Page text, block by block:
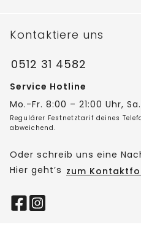
Kontaktiere uns
0512 31 4582
Service Hotline
Mo.-Fr. 8:00 – 21:00 Uhr,
Regulärer Festnetztarif deines
abweichend.
Oder schreib uns eine
Hier geht’s zum